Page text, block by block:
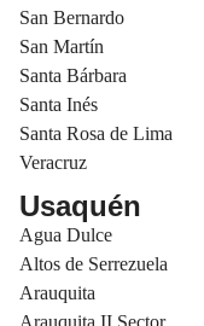
San Bernardo
San Martín
Santa Bárbara
Santa Inés
Santa Rosa de Lima
Veracruz
Usaquén
Agua Dulce
Altos de Serrezuela
Arauquita
Arauquita II Sector